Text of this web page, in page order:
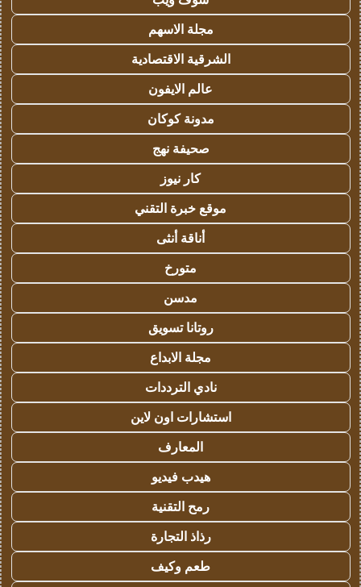
مجلة الاسهم
الشرقية الاقتصادية
عالم الايفون
مدونة كوكان
صحيفة نهج
كار نيوز
موقع خبرة التقني
أناقة أنثى
متورخ
مدسن
روتانا تسويق
مجلة الابداع
نادي الترددات
استشارات اون لاين
المعارف
هيدب فيديو
رمح التقنية
رذاذ التجارة
طعم وكيف